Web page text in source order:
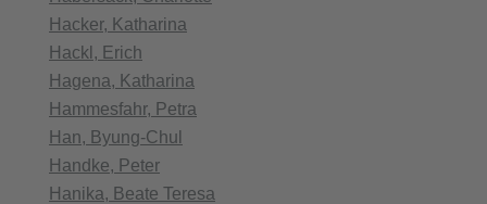
Hacker, Katharina
Hackl, Erich
Hagena, Katharina
Hammesfahr, Petra
Han, Byung-Chul
Handke, Peter
Hanika, Beate Teresa